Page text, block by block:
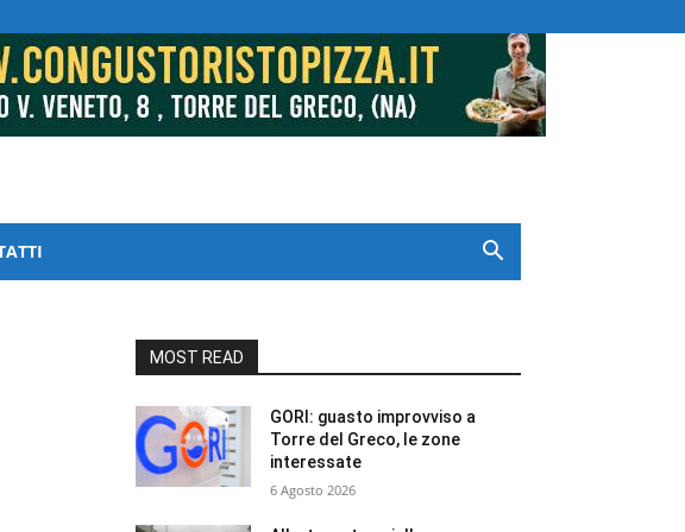
MOST READ
GORI: guasto improvviso a
Torre del Greco, le zone
interessate
6 Agosto 2026